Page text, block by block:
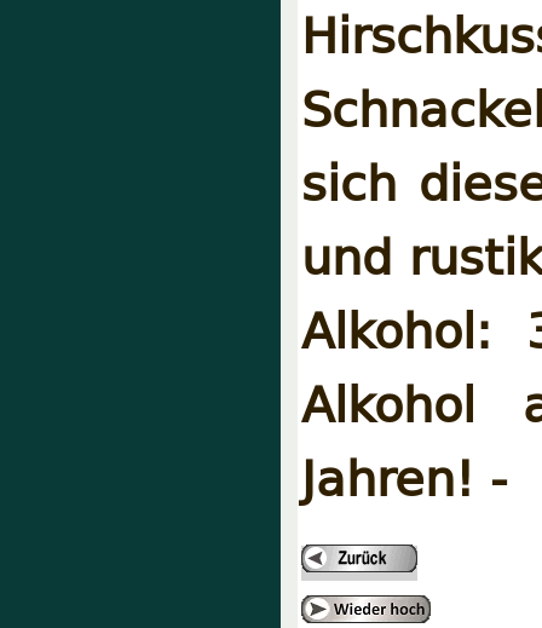
sich
und
Alkohol:
Alkohol
Jahren! -